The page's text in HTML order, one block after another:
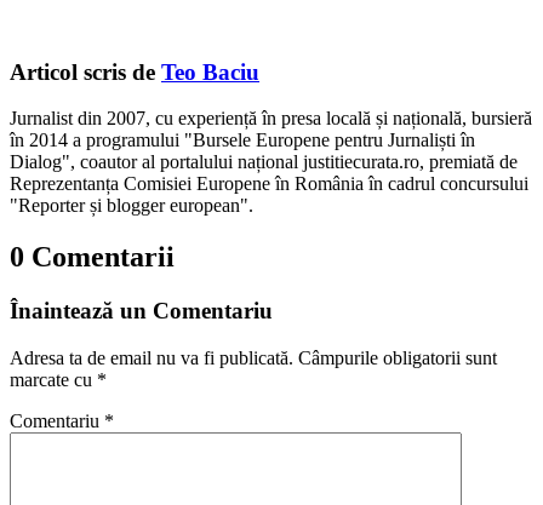
Articol scris de Teo Baciu
Jurnalist din 2007, cu experiență în presa locală și națională, bursieră
în 2014 a programului "Bursele Europene pentru Jurnaliști în
Dialog", coautor al portalului național justitiecurata.ro, premiată de
Reprezentanța Comisiei Europene în România în cadrul concursului
"Reporter și blogger european".
0 Comentarii
Înaintează un Comentariu
Adresa ta de email nu va fi publicată. Câmpurile obligatorii sunt
marcate cu *
Comentariu *